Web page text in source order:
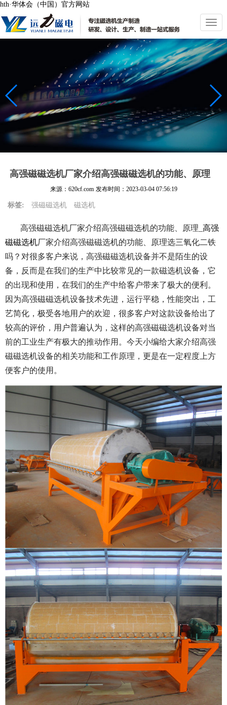
hth·华体会（中国）官方网站
切
换
导
航
高强磁磁选机厂家介绍高强磁磁选机的功能、原理
来源：620cf.com 发布时间： 2023-03-04 07:56:19
标签: 强磁磁选机 磁选机
高强磁磁选机厂家介绍高强磁磁选机的功能、原理_ 高强
磁磁选机厂家介绍高强磁磁选机的功能、原理选三氧化二铁
吗？对很多客户来说，高强磁磁选机设备并不是陌生的设
备，反而是在我们的生产中比较常见的一款磁选机设备，它
的出现和使用，在我们的生产中给客户带来了极大的便利。
因为高强磁磁选机设备技术先进，运行平稳，性能突出，工
艺简化，极受各地用户的欢迎，很多客户对这款设备给出了
较高的评价，用户普遍认为，这样的高强磁磁选机设备对当
前的工业生产有极大的推动作用。今天小编给大家介绍高强
磁磁选机设备的相关功能和工作原理，更是在一定程度上方
便客户的使用。